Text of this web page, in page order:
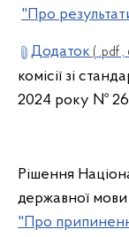
"Про
Додаток ( .pdf ,
комісії зі
2024 року №
Рішення
державної
"Про